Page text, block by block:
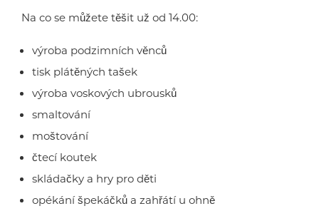
Na co se můžete těšit už od 14.00:
výroba podzimních věnců
tisk plátěných tašek
výroba voskových ubrousků
smaltování
moštování
čtecí koutek
skládačky a hry pro děti
opékání špekáčků a zahřátí u ohně